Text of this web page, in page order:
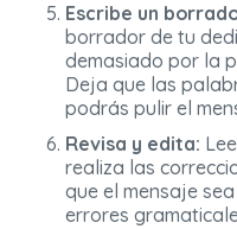
Escribe un
borrador de tu
demasiado por la
Deja que las
podrás pulir el
Revisa y edita:
realiza las
que el mensaje
errores